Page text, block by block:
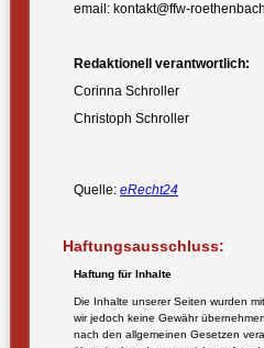
email: kontakt@ffw-
Redaktionell verantwortlich:
Corinna Schroller
Christoph Schroller
Quelle: eRecht24
Haftungsausschluss:
Haftung für Inhalte
Die Inhalte unserer Seiten wurden
wir jedoch keine Gewähr
nach den allgemeinen Gesetzen